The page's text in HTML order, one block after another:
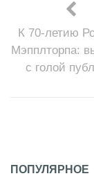
К 70-летию
Мэпплторпа:
с голой
ПОПУЛЯРНОЕ